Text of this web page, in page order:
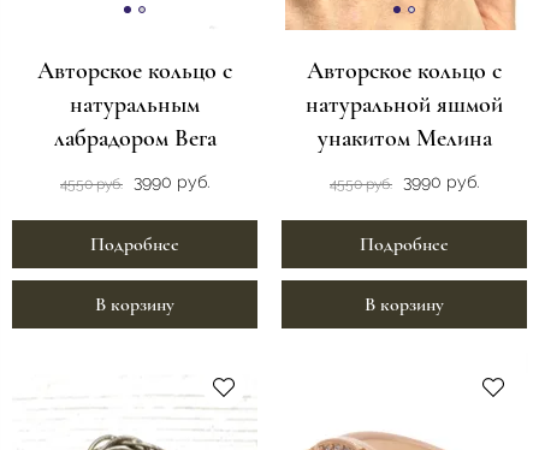
Авторское кольцо с
натуральным
лабрадором Вега
4550 руб. 3990 руб.
Подробнее
В корзину
Авторское кольцо с
натуральной яшмой
унакитом Мелина
4550 руб. 3990 руб.
Подробнее
В корзину